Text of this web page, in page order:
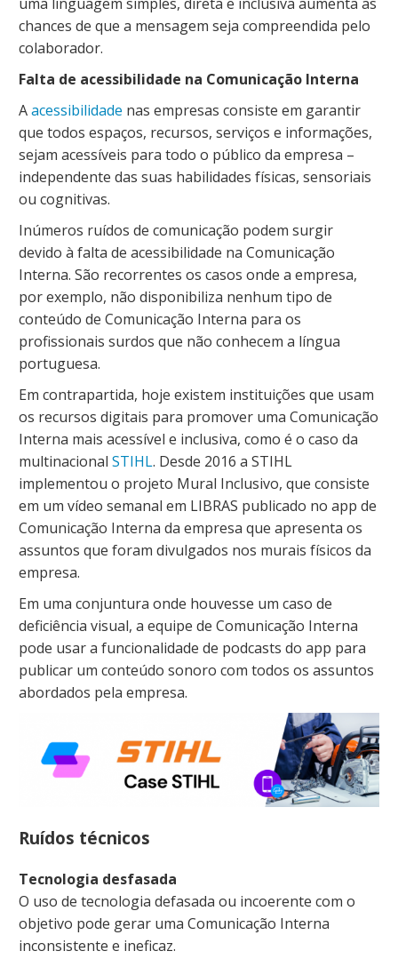
chances de que a mensagem seja compreendida pelo
colaborador.
Falta de acessibilidade na Comunicação Interna
Aacessibilidade nas empresas consiste em garantir
que todos espaços, recursos, serviços e informações,
sejam acessíveis para todo o público da empresa –
independente das suas habilidades físicas, sensoriais
ou cognitivas.
Inúmeros ruídos de comunicação podem surgir
devido à falta de acessibilidade na Comunicação
Interna. São recorrentes os casos onde a empresa,
por exemplo, não disponibiliza nenhum tipo de
conteúdo de Comunicação Interna para os
profissionais surdos que não conhecem a língua
portuguesa.
Em contrapartida, hoje existem instituições que usam
os recursos digitais para promover uma Comunicação
Interna mais acessível e inclusiva, como é o caso da
multinacional STIHL. Desde 2016 a STIHL
implementou o projeto Mural Inclusivo, que consiste
em um vídeo semanal em LIBRAS publicado no app de
Comunicação Interna da empresa que apresenta os
assuntos que foram divulgados nos murais físicos da
empresa.
Em uma conjuntura onde houvesse um caso de
deficiência visual, a equipe de Comunicação Interna
pode usar a funcionalidade de podcasts do app para
publicar um conteúdo sonoro com todos os assuntos
abordados pela empresa.
Ruídos técnicos
Tecnologia desfasada
O uso de tecnologia defasada ou incoerente com o
objetivo pode gerar uma Comunicação Interna
inconsistente e ineficaz.